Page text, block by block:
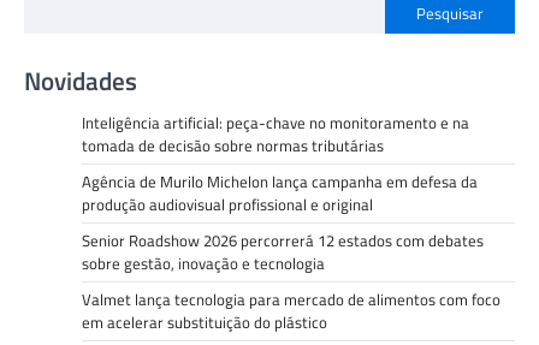
Pesquisar
Novidades
Inteligência artificial: peça-chave no monitoramento e na
tomada de decisão sobre normas tributárias
Agência de Murilo Michelon lança campanha em defesa da
produção audiovisual profissional e original
Senior Roadshow 2026 percorrerá 12 estados com debates
sobre gestão, inovação e tecnologia
Valmet lança tecnologia para mercado de alimentos com foco
em acelerar substituição do plástico